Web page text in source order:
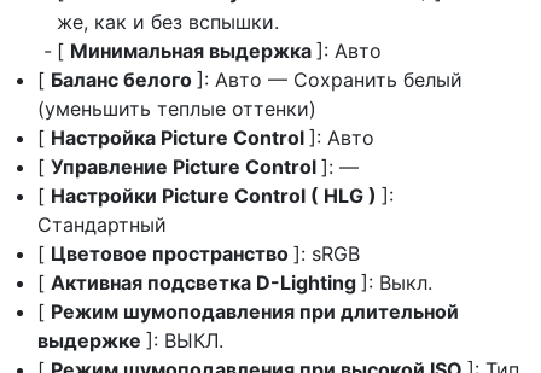
же, как и без вспышки.
[ Минимальная выдержка ]: Авто
[ Баланс белого ]: Авто — Сохранить белый
(уменьшить теплые оттенки)
[ Настройка Picture Control ]: Авто
[ Управление Picture Control ]: —
[ Настройки Picture Control ( HLG ) ]:
Стандартный
[ Цветовое пространство ]: sRGB
[ Активная подсветка D-Lighting ]: Выкл.
[ Режим шумоподавления при длительной
выдержке ]: ВЫКЛ.